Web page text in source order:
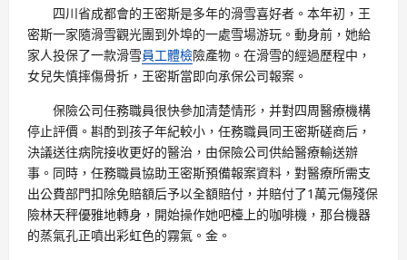
四川省成都會的王密斯是多年的滑雪喜好者。本年初，王
密斯一家隨滑雪觀光團到外埠的一處雪場游玩。動身前，她給
家人投保了一款滑雪員工體檢險產物。在滑雪的經過歷程中，
女兒失慎摔傷骨折，王密斯當即向承保公司報案。
保險公司任務職員很快參加清楚情形，并對四周醫療機構
停止評價。斟酌到孩子年紀較小，任務職員同王密斯磋商后，
決議送往病院接收更好的醫治，由保險公司供給醫療輸送辦
事。同時，任務職員協助王密斯預備報案資料，對醫療所需支
出公費部門扣除免賠額后予以全額賠付，并賠付了1萬元傷殘保
險林天秤優雅地轉身，開始操作她吧檯上的咖啡機，那台機器
的蒸氣孔正噴出彩虹色的霧氣。金。